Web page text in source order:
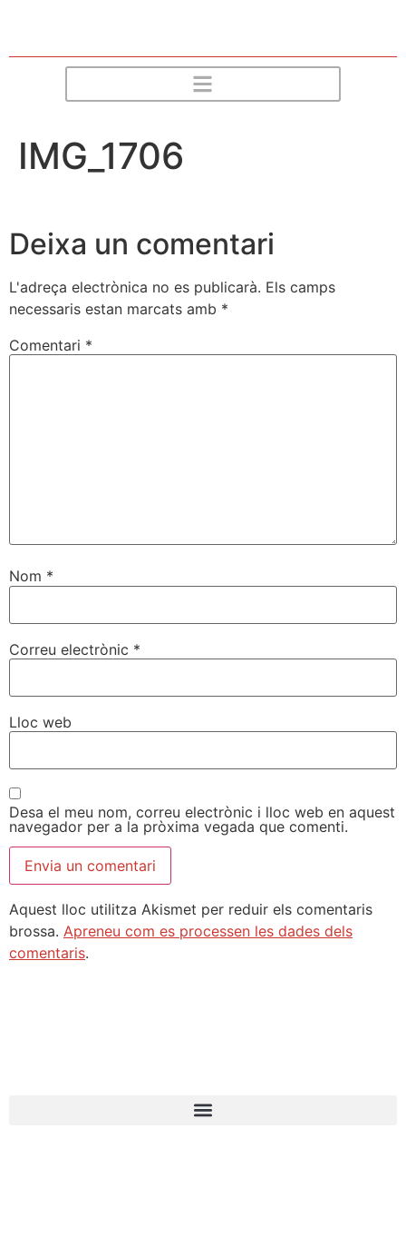
IMG_1706
Deixa un comentari
L'adreça electrònica no es publicarà. Els camps
necessaris estan marcats amb *
Comentari *
Nom *
Correu electrònic *
Lloc web
Desa el meu nom, correu electrònic i lloc web en aquest
navegador per a la pròxima vegada que comenti.
Aquest lloc utilitza Akismet per reduir els comentaris
brossa. Apreneu com es processen les dades dels
comentaris.